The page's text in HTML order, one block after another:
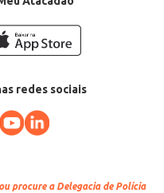
redes sociais
procure a Delegacia de Polícia